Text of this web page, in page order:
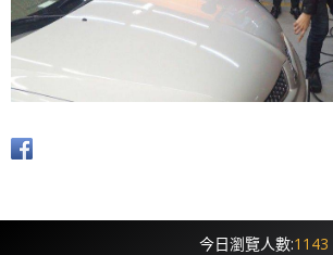
今日瀏覽人數:1143